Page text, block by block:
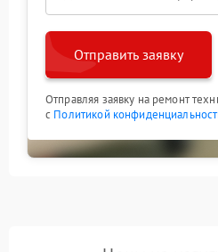
Отправить заявку
Отправляя заявку на ремонт
с Политикой